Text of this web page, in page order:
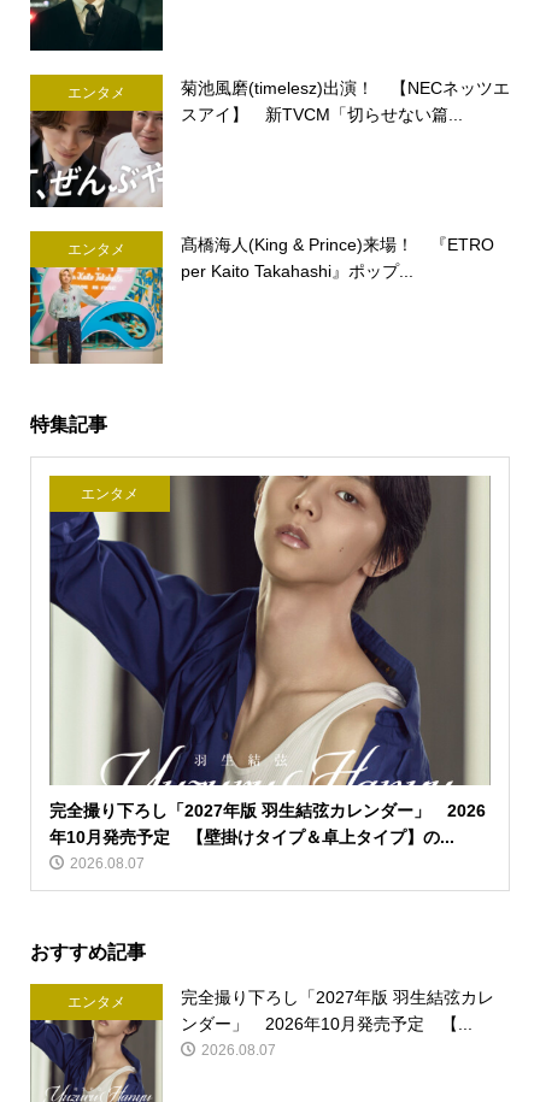
エンタメ
菊池風磨(timelesz)出演！ 【NECネッツエ
スアイ】 新TVCM「切らせない篇...
エンタメ
髙橋海人(King & Prince)来場！ 『ETRO
per Kaito Takahashi』ポップ...
特集記事
エンタメ
完全撮り下ろし「2027年版 羽生結弦カレンダー」 2026
年10月発売予定 【壁掛けタイプ＆卓上タイプ】の...
2026.08.07
おすすめ記事
エンタメ
完全撮り下ろし「2027年版 羽生結弦カレ
ンダー」 2026年10月発売予定 【...
2026.08.07